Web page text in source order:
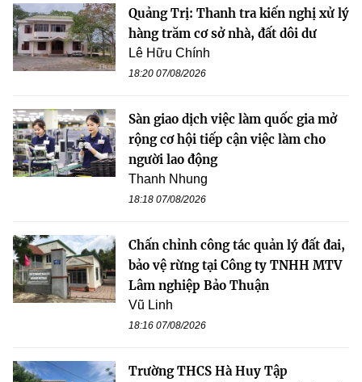
Quảng Trị: Thanh tra kiến nghị xử lý
hàng trăm cơ sở nhà, đất dôi dư
Lê Hữu Chính
18:20 07/08/2026
Sàn giao dịch việc làm quốc gia mở
rộng cơ hội tiếp cận việc làm cho
người lao động
Thanh Nhung
18:18 07/08/2026
Chấn chỉnh công tác quản lý đất đai,
bảo vệ rừng tại Công ty TNHH MTV
Lâm nghiệp Bảo Thuận
Vũ Linh
18:16 07/08/2026
Trường THCS Hà Huy Tập